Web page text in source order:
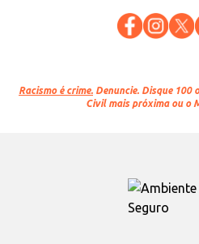
Racismo é crime. Denuncie. Disque 100
Civil mais próxima ou o